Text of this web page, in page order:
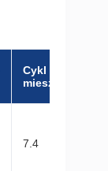
Cykl
mieszany
7.4